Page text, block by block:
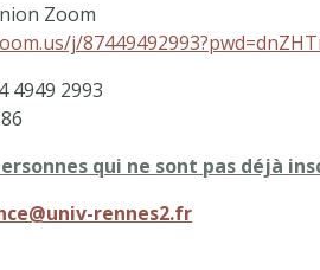
Zoom
j/
4949 2993
qui ne sont pas déjà
rennes2.fr